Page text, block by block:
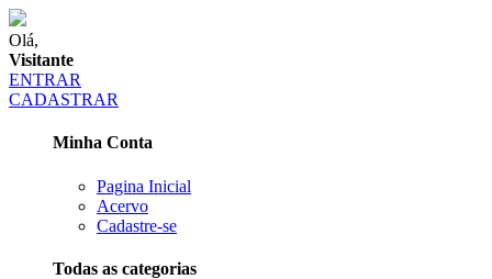
Olá,
Visitante
ENTRAR
CADASTRAR
Minha Conta
Pagina Inicial
Acervo
Cadastre-se
Todas as categorias